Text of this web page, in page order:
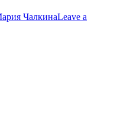
ЧалкинаLeave a